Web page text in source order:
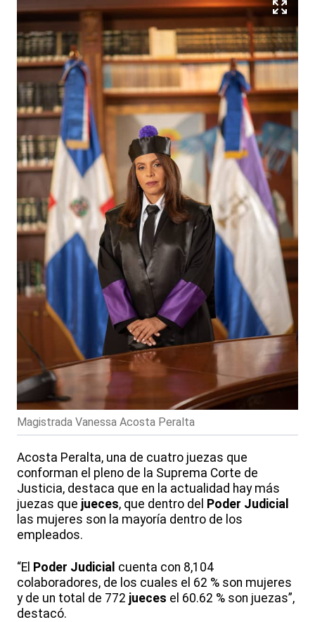
Magistrada Vanessa Acosta Peralta
Acosta Peralta, una de cuatro juezas que
conforman el pleno de la Suprema Corte de
Justicia, destaca que en la actualidad hay más
juezas que jueces, que dentro del Poder Judicial
las mujeres son la mayoría dentro de los
empleados.
“El Poder Judicial cuenta con 8,104
colaboradores, de los cuales el 62 % son mujeres
y de un total de 772 jueces el 60.62 % son juezas”,
destacó.